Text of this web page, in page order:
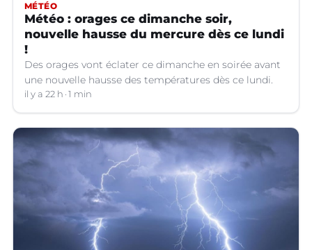
MÉTÉO
Météo : orages ce dimanche soir,
nouvelle hausse du mercure dès ce lundi
!
Des orages vont éclater ce dimanche en soirée avant
une nouvelle hausse des températures dès ce lundi.
il y a 22 h 1 min